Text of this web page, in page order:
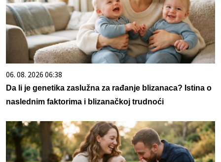
06. 08. 2026 06:38
Da li je genetika zaslužna za rađanje blizanaca? Istina o
naslednim faktorima i blizanačkoj trudnoći